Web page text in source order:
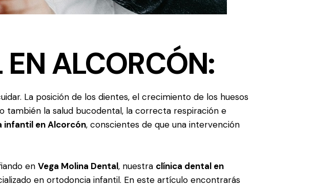
ALCORCÓN:
La posición de los dientes, el crecimiento de los huesos
también la salud bucodental, la correcta respiración e
infantil en Alcorcón, conscientes de que una intervención
en Vega Molina Dental, nuestra clínica dental en
en ortodoncia infantil. En este artículo encontrarás